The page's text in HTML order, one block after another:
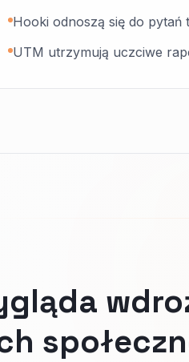
Hooki odnoszą się do pytań
UTM utrzymują uczciwe